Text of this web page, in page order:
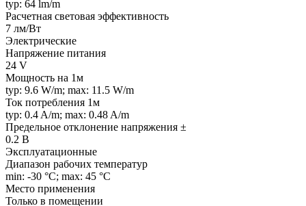
typ: 64 lm/m
Расчетная световая эффективность
7 лм/Вт
Электрические
Напряжение питания
24 V
Мощность на 1м
typ: 9.6 W/m; max: 11.5 W/m
Ток потребления 1м
typ: 0.4 A/m; max: 0.48 A/m
Предельное отклонение напряжения ±
0.2 В
Эксплуатационные
Диапазон рабочих температур
min: -30 °C; max: 45 °C
Место применения
Только в помещении